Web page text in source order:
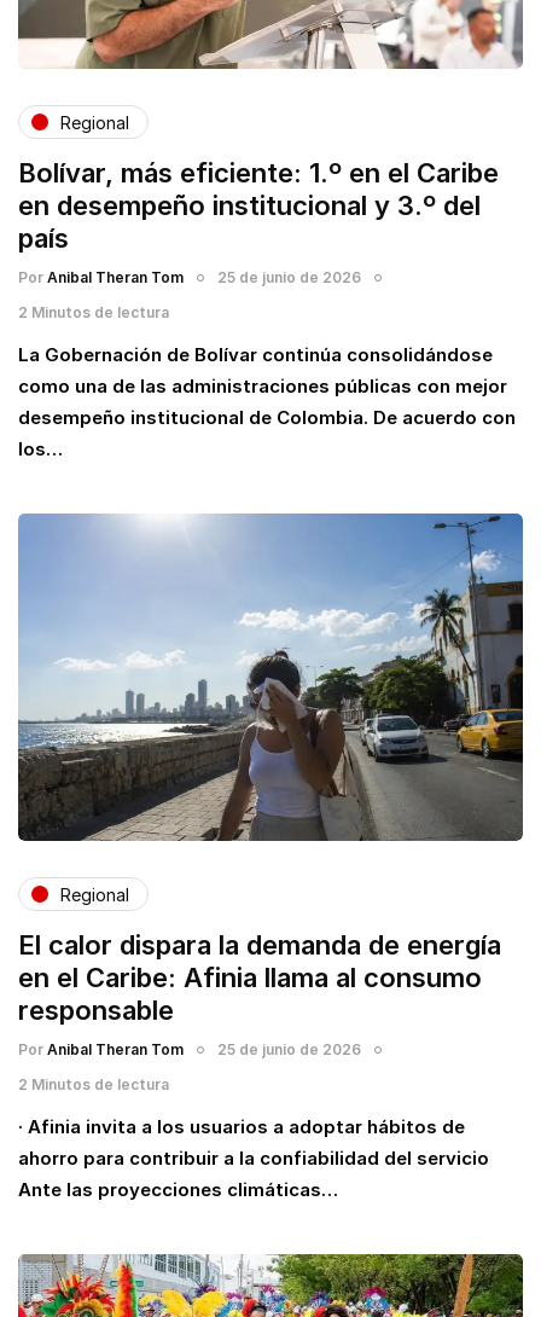
Regional
Bolívar, más eficiente: 1.º en el Caribe
en desempeño institucional y 3.º del
país
Por Anibal Theran Tom
25 de junio de 2026
2 Minutos de lectura
La Gobernación de Bolívar continúa consolidándose
como una de las administraciones públicas con mejor
desempeño institucional de Colombia. De acuerdo con
los…
Regional
El calor dispara la demanda de energía
en el Caribe: Afinia llama al consumo
responsable
Por Anibal Theran Tom
25 de junio de 2026
2 Minutos de lectura
· Afinia invita a los usuarios a adoptar hábitos de
ahorro para contribuir a la confiabilidad del servicio
Ante las proyecciones climáticas…